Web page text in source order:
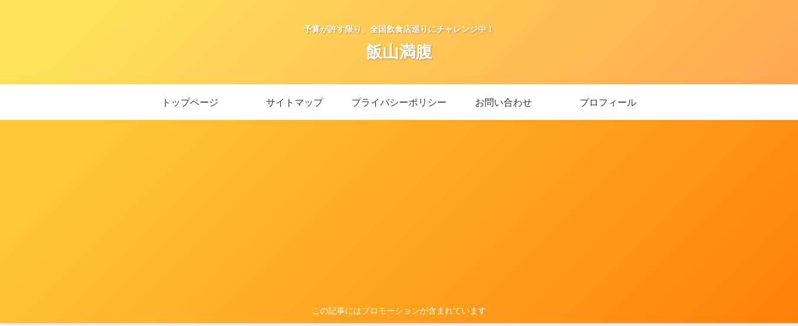
予算が許す限り、全国飲食店巡りにチャレンジ中！
飯山満腹
トップページ サイトマップ プライバシーポリシー お問い合わせ プロフィール
この記事にはプロモーションが含まれています